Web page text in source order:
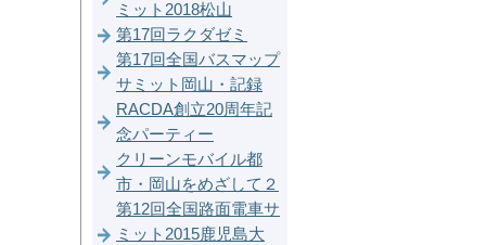
ミット2018松山
第17回ラクダゼミ
第17回全国バスマップ
サミット岡山・記録
RACDA創立20周年記
念パーティー
クリーンモバイル都
市・岡山をめざして２
第12回全国路面電車サ
ミット2015鹿児島大